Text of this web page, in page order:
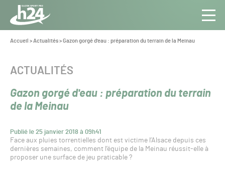
Panneau de gestion des cookies
Aller au contenu
Toute
l’info
Pro
Vous
Accueil >Actualités>Gazon gorgé d'eau : préparation du terrain de la Meinau
Gazon gorgé d'eau : préparation du terrain
de la Meinau
Publié le 25 janvier 2018 à 09h41
CATÉGORIE :
ACTUALITÉS
Face aux pluies torrentielles dont est victime l’Alsace depuis ces
dernières semaines, comment l’équipe de la Meinau réussit-elle à
proposer une surface de jeu praticable ?